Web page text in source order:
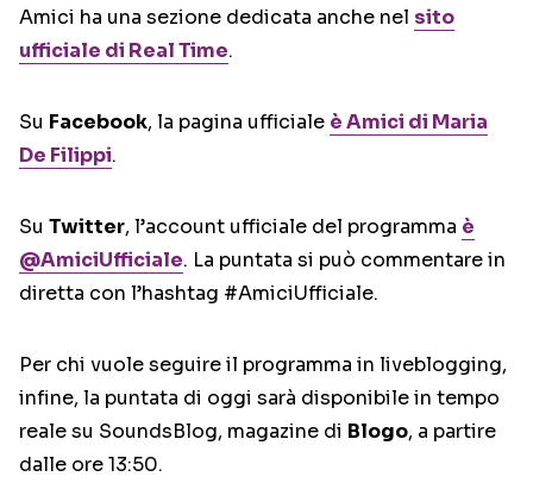
Amici ha una sezione dedicata anche nel sito
ufficiale di Real Time.
Su Facebook, la pagina ufficiale è Amici di Maria
De Filippi.
Su Twitter, l’account ufficiale del programma è
@AmiciUfficiale. La puntata si può commentare in
diretta con l’hashtag #AmiciUfficiale.
Per chi vuole seguire il programma in liveblogging,
infine, la puntata di oggi sarà disponibile in tempo
reale su SoundsBlog, magazine di Blogo, a partire
dalle ore 13:50.